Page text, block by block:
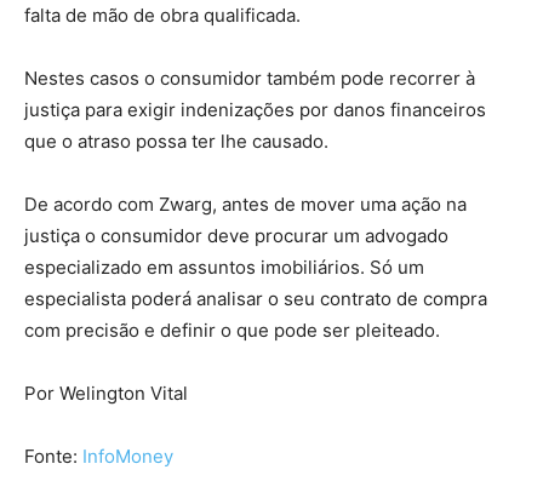
falta de mão de obra qualificada.
Nestes casos o consumidor também pode recorrer à
justiça para exigir indenizações por danos financeiros
que o atraso possa ter lhe causado.
De acordo com Zwarg, antes de mover uma ação na
justiça o consumidor deve procurar um advogado
especializado em assuntos imobiliários. Só um
especialista poderá analisar o seu contrato de compra
com precisão e definir o que pode ser pleiteado.
Por Welington Vital
Fonte: InfoMoney